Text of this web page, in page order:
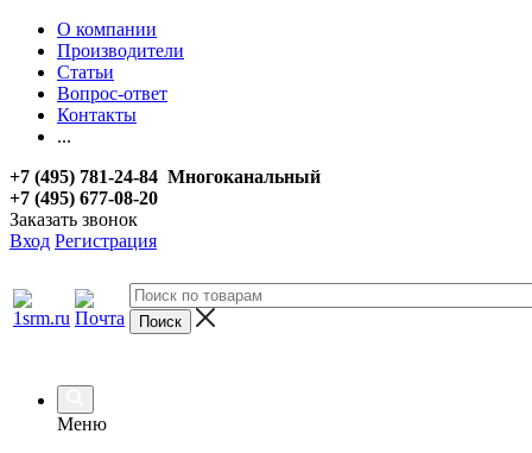
О компании
Производители
Статьи
Вопрос-ответ
Контакты
...
+7 (495) 781-24-84 Многоканальный
+7 (495) 677-08-20
Заказать звонок
Вход Регистрация
Меню